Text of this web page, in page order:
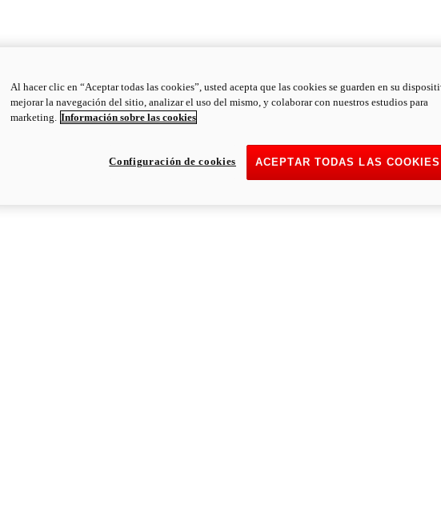
Al hacer clic en “Aceptar todas las cookies”, usted acepta que las cookies se guarden en su
mejorar la navegación del sitio, analizar el uso del mismo, y colaborar con nuestros estudios para
marketing. Información sobre las cookies
ACEPTAR TODAS LAS COOKIES
Configuración de cookies